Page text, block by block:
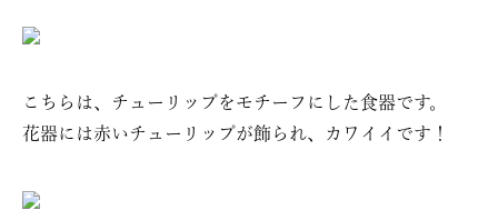
こちらは、チューリップをモチーフにした食器です。
花器には赤いチューリップが飾られ、カワイイです！